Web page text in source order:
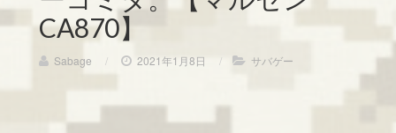
CA870】
Sabage / 2021年1月8日 / サバゲー